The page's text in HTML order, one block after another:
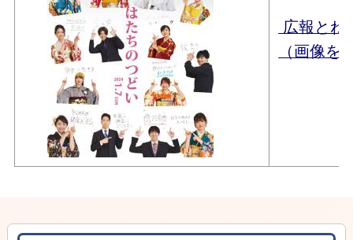
広報と
（画像を